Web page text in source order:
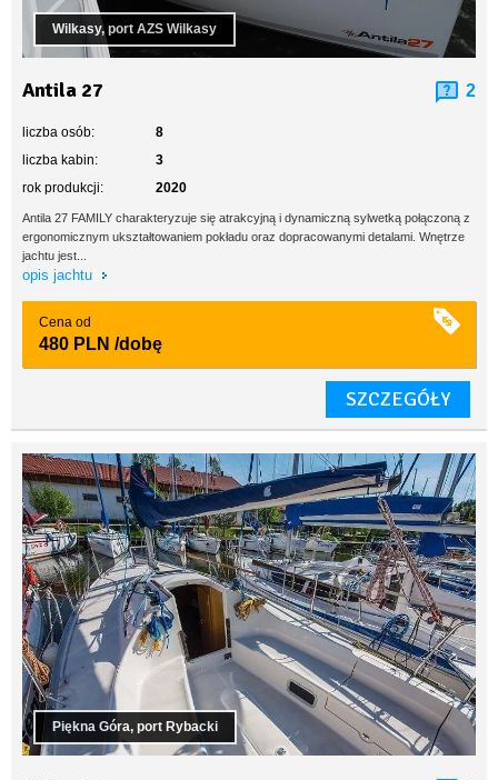
Wilkasy, port AZS Wilkasy
Antila 27 2
liczba osób:
8
liczba kabin:
3
rok produkcji:
2020
Antila 27 FAMILY charakteryzuje się atrakcyjną i dynamiczną sylwetką połączoną z
ergonomicznym ukształtowaniem pokładu oraz dopracowanymi detalami. Wnętrze
jachtu jest...
opis jachtu
Cena od
480 PLN /dobę
SZCZEGÓŁY
Piękna Góra, port Rybacki